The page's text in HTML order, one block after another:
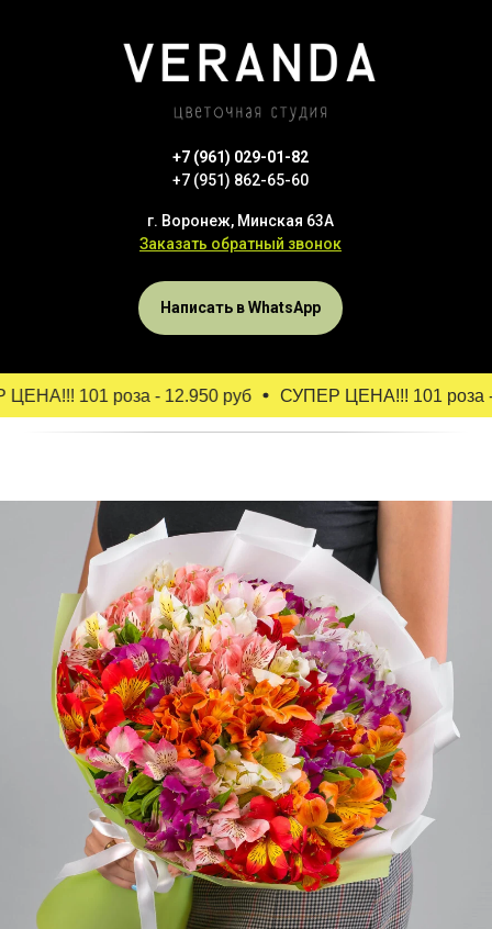
+7 (961) 029-01-82
+7 (951) 862-65-60
г. Воронеж, Минская 63А
Заказать обратный звонок
Написать в WhatsApp
101 роза - 12.950 руб СУПЕР ЦЕНА!!! 101 роза -